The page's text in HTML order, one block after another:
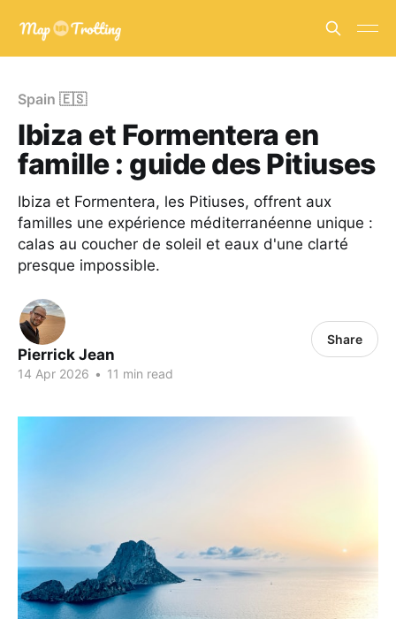
Spain 🇪🇸
Ibiza et Formentera en
famille : guide des Pitiuses
Ibiza et Formentera, les Pitiuses, offrent aux
familles une expérience méditerranéenne unique :
calas au coucher de soleil et eaux d'une clarté
presque impossible.
Pierrick Jean
14 Apr 2026 • 11 min read
Share